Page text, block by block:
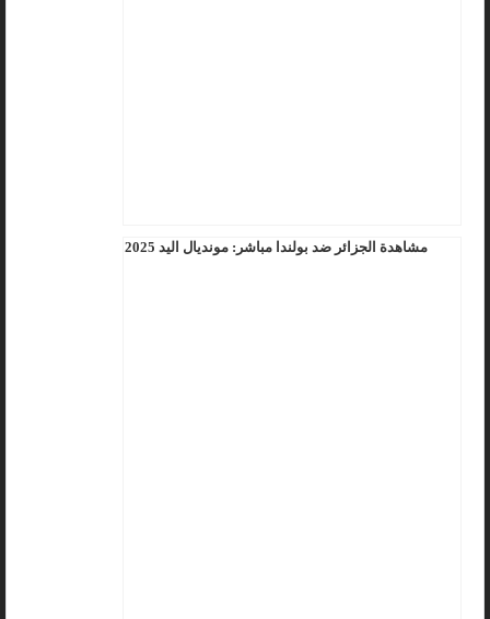
مشاهدة الجزائر ضد بولندا مباشر: مونديال اليد 2025